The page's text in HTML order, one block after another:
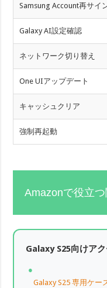
Samsung Account再サイ
Galaxy AI設定確認
ネットワーク切り替え
One UIアップデート
キャッシュクリア
強制再起動
Amazonで役立
Galaxy S25向けア
Galaxy S25 専用ケー